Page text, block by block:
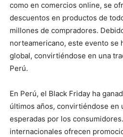
como en comercios online, se
descuentos en productos de
millones de compradores.
norteamericano, este evento se
global, convirtiéndose en una
Perú.
En Perú, el Black Friday ha
últimos años, convirtiéndose en
esperadas por los
internacionales ofrecen